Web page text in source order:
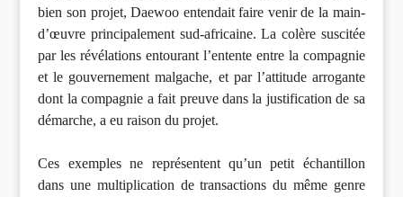
bien son projet, Daewoo entendait faire venir de la main-
d’œuvre principalement sud-africaine. La colère suscitée
par les révélations entourant l’entente entre la compagnie
et le gouvernement malgache, et par l’attitude arrogante
dont la compagnie a fait preuve dans la justification de sa
démarche, a eu raison du projet.
Ces exemples ne représentent qu’un petit échantillon
dans une multiplication de transactions du même genre